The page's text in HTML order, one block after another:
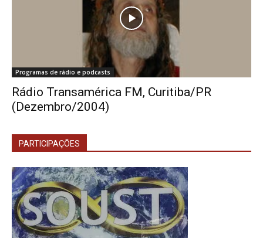
Programas de rádio e podcasts
Rádio Transamérica FM, Curitiba/PR
(Dezembro/2004)
PARTICIPAÇÕES